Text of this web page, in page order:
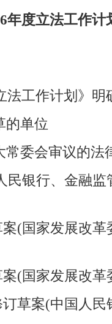
年度立法工作
法工作计划》明
的单位
常委会审议的法
民银行、金融
(国家发展改
(国家发展改革
草案(中国人民